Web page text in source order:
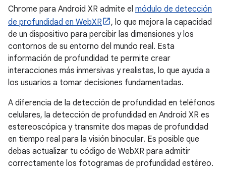
Chrome para Android XR admite el módulo de detección
de profundidad en WebXR
, lo que mejora la capacidad
de un dispositivo para percibir las dimensiones y los
contornos de su entorno del mundo real. Esta
información de profundidad te permite crear
interacciones más inmersivas y realistas, lo que ayuda a
los usuarios a tomar decisiones fundamentadas.
A diferencia de la detección de profundidad en teléfonos
celulares, la detección de profundidad en Android XR es
estereoscópica y transmite dos mapas de profundidad
en tiempo real para la visión binocular. Es posible que
debas actualizar tu código de WebXR para admitir
correctamente los fotogramas de profundidad estéreo.